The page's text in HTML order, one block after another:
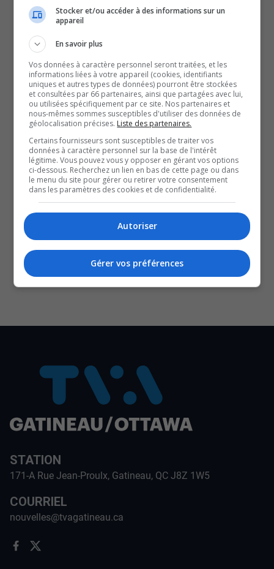
L’entraîneur-chef des Olympiques de Gatineau salue
l’arrivée de ce nouveau commissaire, mais souhaite que
Gilles Courteau reste dans la mémoire des gens.
C’est une bonne décision. Les membres qui ont
sélectionné Mario, qui ont présenté sa candidature, je
pense qu’ils sont extrêmement positif, sont excités
d’avoir un gars comme lui à l’abord de notre ligue.
Maintenant, moi j’ai une pensée pour monsieur Courteau.
[…] C’est dur de voir comment il a quitté parce qu’il a
tellement bien fait pour la ligue puis j’espère juste que les
gens vont se rappeler du positif de monsieur Courteau.
Olympiques de Gatineau
SOUTENIR NOS MÉDIAS, C’EST PROTÉGER NOTRE
STATION
171-A Rue Jean-Proulx, Gatineau, QC J8Z 1W5
COURRIEL
nouvelles@tvagatineau.ca
Stocker et/ou accéder à des informations sur un
appareil
En savoir plus
Vos données à caractère personnel seront traitées, et les
informations liées à votre appareil (cookies, identifiants
uniques et autres types de données) pourront être stockées
et consultées par 66 partenaires, ainsi que partagées avec lui,
ou utilisées spécifiquement par ce site. Nos partenaires et
nous-mêmes sommes susceptibles d'utiliser des données de
géolocalisation précises. Liste des partenaires.
Certains fournisseurs sont susceptibles de traiter vos
données à caractère personnel sur la base de l'intérêt
légitime. Vous pouvez vous y opposer en gérant vos options
ci-dessous. Recherchez un lien en bas de cette page ou dans
le menu du site pour gérer ou retirer votre consentement
dans les paramètres des cookies et de confidentialité.
Autoriser
Gérer vos préférences